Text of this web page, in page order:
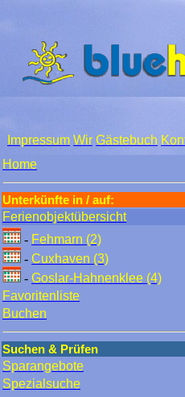
Impressum Wir Gästebuch
Home
Unterkünfte in / auf:
Ferienobjektübersicht
- Fehmarn (2)
- Cuxhaven (3)
- Goslar-Hahnenklee (4)
Favoritenliste
Buchen
Suchen & Prüfen
Sparangebote
Spezialsuche